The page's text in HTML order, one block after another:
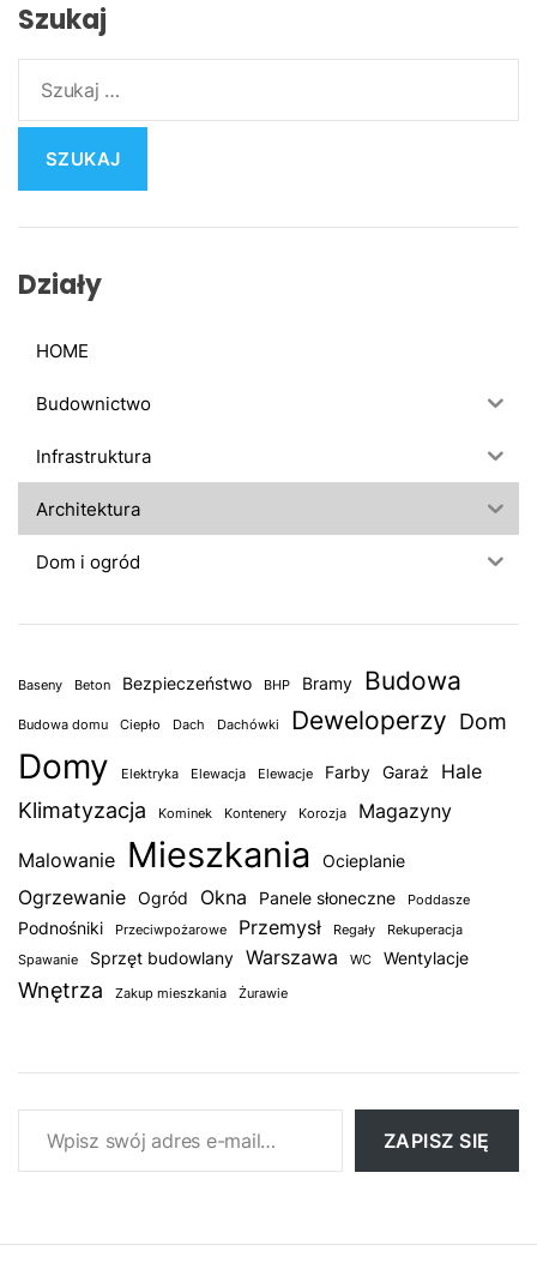
Szukaj
u
a
j
Działy
HOME
Budownictwo
Infrastruktura
Architektura
Dom i ogród
Baseny Beton Bezpieczeństwo BHP Bramy Budowa
Budowa domu Ciepło Dach Dachówki Deweloperzy Dom
Domy Elektryka Elewacja Elewacje Farby Garaż Hale
Klimatyzacja Kominek Kontenery Korozja Magazyny
Malowanie Mieszkania Ocieplanie
Ogrzewanie Ogród Okna Panele słoneczne Poddasze
Podnośniki Przeciwpożarowe Przemysł Regały
Rekuperacja
Spawanie
Sprzęt budowlany Warszawa WC Wentylacje
Wnętrza Zakup mieszkania Żurawie
Wpisz swój adres e-mail…
ZAPISZ SIĘ